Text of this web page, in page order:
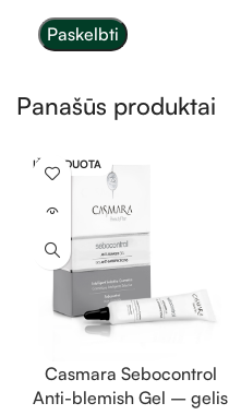
Panašūs produktai
IŠPARDUOTA
Casmara Sebocontrol
Anti-blemish Gel – gelis